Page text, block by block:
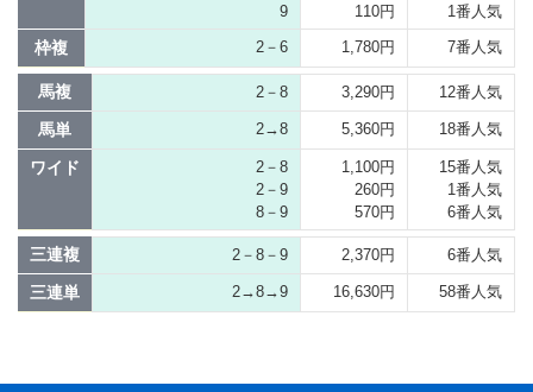
9
110円
1番人気
枠複 2－6 1,780円 7番人気
馬複 2－8 3,290円 12番人気
馬単 2→8 5,360円 18番人気
ワイド
2－8
2－9
8－9
1,100円
260円
570円
15番人気
1番人気
6番人気
三連複 2－8－9 2,370円 6番人気
三連単 2→8→9 16,630円 58番人気